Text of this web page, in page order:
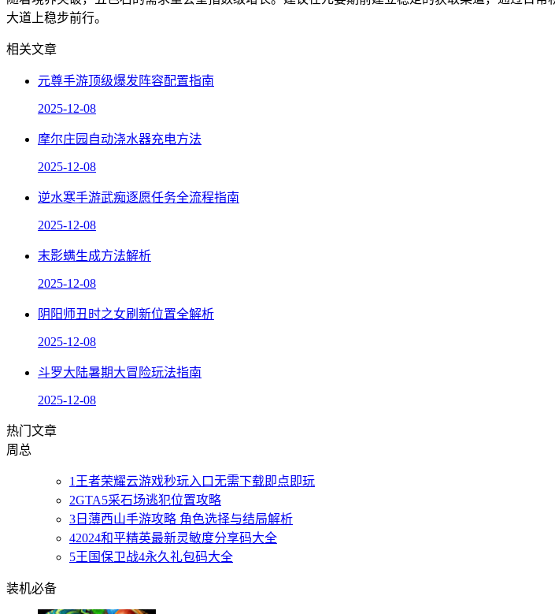
大道上稳步前行。
相关文章
元尊手游顶级爆发阵容配置指南
2025-12-08
摩尔庄园自动浇水器充电方法
2025-12-08
逆水寒手游武痴逐愿任务全流程指南
2025-12-08
末影螨生成方法解析
2025-12-08
阴阳师丑时之女刷新位置全解析
2025-12-08
斗罗大陆暑期大冒险玩法指南
2025-12-08
热门文章
周 总
1 王者荣耀云游戏秒玩入口无需下载即点即玩
2GTA5采石场逃犯位置攻略
3 日薄西山手游攻略 角色选择与结局解析
42024和平精英最新灵敏度分享码大全
5王国保卫战4永久礼包码大全
装机必备